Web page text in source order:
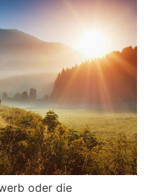
oder die